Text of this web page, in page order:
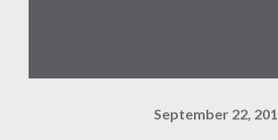
September 22,